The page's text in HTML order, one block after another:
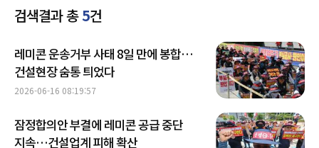
검색결과 총5건
레미콘 운송거부 사태 8일 만에 봉합…
건설현장 숨통 틔었다
2026-06-16 08:19:57
잠정합의안 부결에 레미콘 공급 중단
지속…건설업계 피해 확산